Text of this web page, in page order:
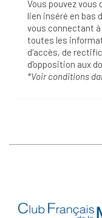
Vous pouvez
lien inséré en bas
vous connectant
toutes les
d'accès, de
d'opposition aux
*Voir conditions